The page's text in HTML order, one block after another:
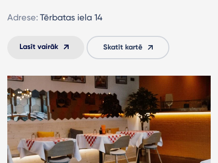
Adrese: Tērbatas iela 14
Lasīt vairāk Skatīt kartē